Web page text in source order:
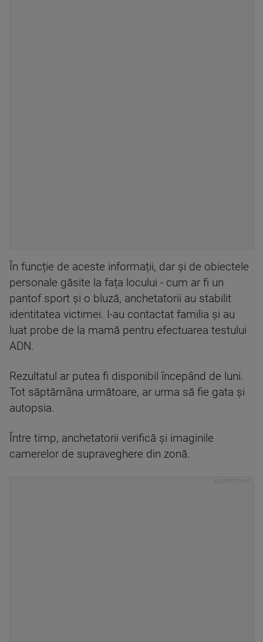
În funcție de aceste informații, dar și de obiectele
personale găsite la fața locului - cum ar fi un
pantof sport şi o bluză, anchetatorii au stabilit
identitatea victimei. I-au contactat familia şi au
luat probe de la mamă pentru efectuarea testului
ADN.
Rezultatul ar putea fi disponibil începând de luni.
Tot săptămâna următoare, ar urma să fie gata şi
autopsia.
Între timp, anchetatorii verifică şi imaginile
camerelor de supraveghere din zonă.